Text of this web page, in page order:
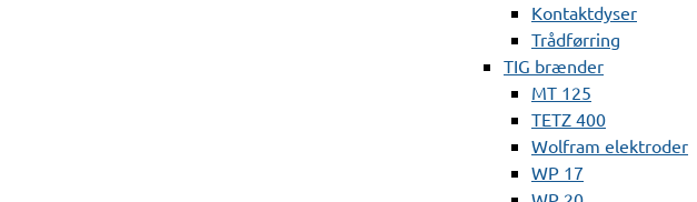
Kontaktdyser
Trådførring
TIG brænder
MT 125
TETZ 400
Wolfram elektroder
WP 17